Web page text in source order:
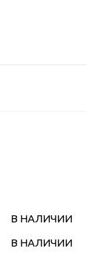
В НАЛИЧИИ
В НАЛИЧИИ